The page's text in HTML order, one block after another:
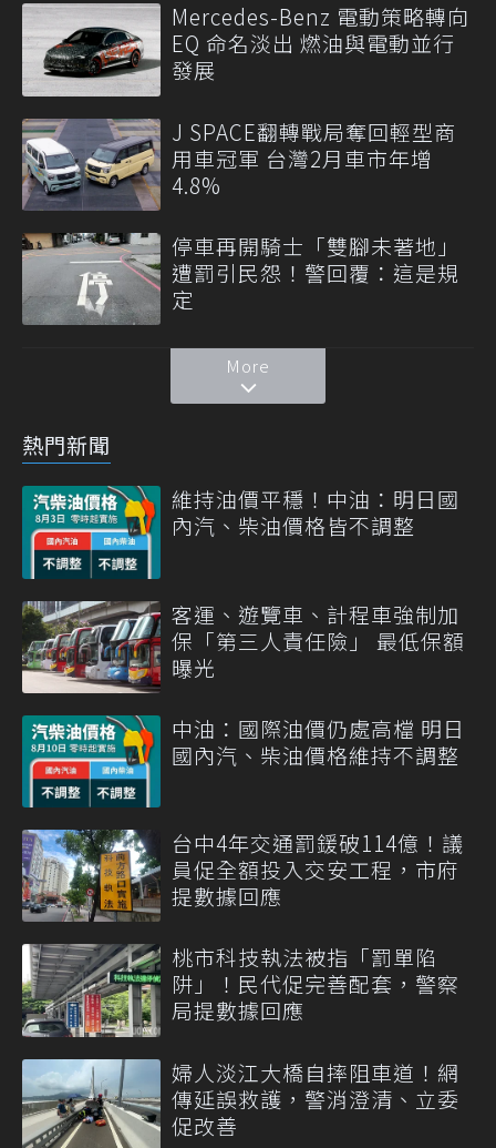
Mercedes-Benz 電動策略轉向
EQ 命名淡出 燃油與電動並行
發展
J SPACE翻轉戰局奪回輕型商
用車冠軍 台灣2月車市年增
4.8%
停車再開騎士「雙腳未著地」
遭罰引民怨！警回覆：這是規
定
More
熱門新聞
維持油價平穩！中油：明日國
內汽、柴油價格皆不調整
客運、遊覽車、計程車強制加
保「第三人責任險」 最低保額
曝光
中油：國際油價仍處高檔 明日
國內汽、柴油價格維持不調整
台中4年交通罰鍰破114億！議
員促全額投入交安工程，市府
提數據回應
桃市科技執法被指「罰單陷
阱」！民代促完善配套，警察
局提數據回應
婦人淡江大橋自摔阻車道！網
傳延誤救護，警消澄清、立委
促改善